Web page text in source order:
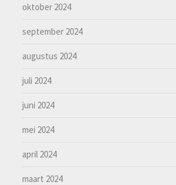
oktober 2024
september 2024
augustus 2024
juli 2024
juni 2024
mei 2024
april 2024
maart 2024